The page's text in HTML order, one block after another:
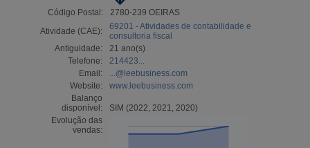
Código Postal:
2780-239 OEIRAS
Atividade (CAE):
69201 - Atividades de contabilidade e
consultoria fiscal
Antiguidade:
21 ano(s)
Telefone:
214423...
Email:
...@leebusiness.com
Website:
www.leebusiness.com
Balanço
disponível:
SIM (2022, 2021, 2020)
Evolução das
vendas: